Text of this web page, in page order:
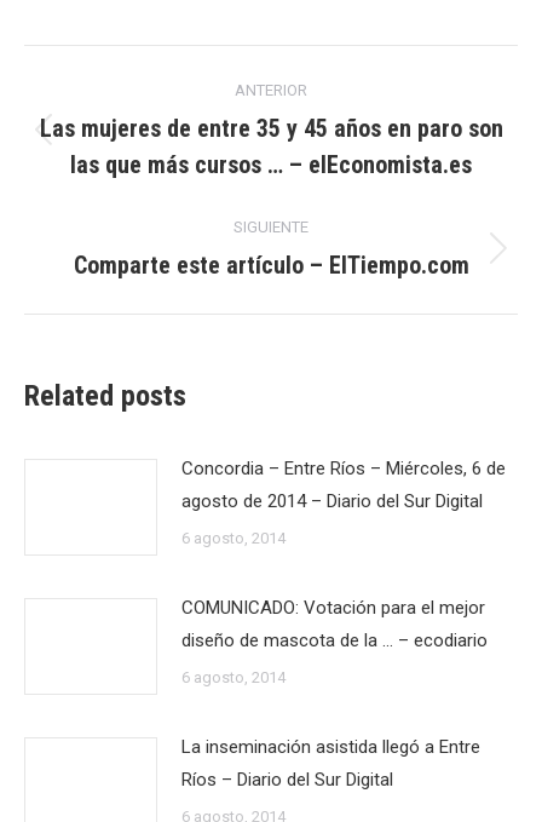
entre
publicaciones
ANTERIOR
Publicación
anterior:
Las mujeres de entre 35 y 45 años en paro son
las que más cursos … – elEconomista.es
SIGUIENTE
Publicación
Comparte este artículo – ElTiempo.com
Related posts
Concordia – Entre Ríos – Miércoles, 6 de
agosto de 2014 – Diario del Sur Digital
6 agosto, 2014
COMUNICADO: Votación para el mejor
diseño de mascota de la … – ecodiario
6 agosto, 2014
La inseminación asistida llegó a Entre
Ríos – Diario del Sur Digital
6 agosto, 2014